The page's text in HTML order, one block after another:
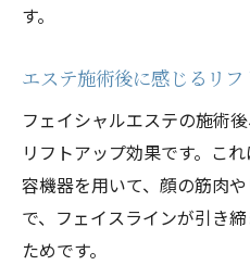
す。
エステ施術後に感じるリフ
フェイシャルエステの施術
リフトアップ効果です。こ
容機器を用いて、顔の筋肉
で、フェイスラインが引き
ためです。